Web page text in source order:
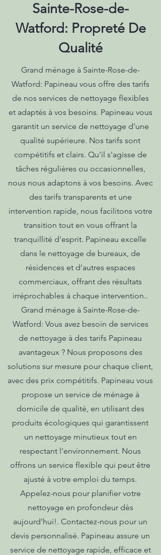
Sainte-Rose-de-
Watford: Propreté De
Qualité
Grand ménage à Sainte-Rose-de-
Watford: Papineau vous offre des tarifs
de nos services de nettoyage flexibles
et adaptés à vos besoins. Papineau vous
garantit un service de nettoyage d'une
qualité supérieure. Nos tarifs sont
compétitifs et clairs. Qu'il s'agisse de
tâches régulières ou occasionnelles,
nous nous adaptons à vos besoins. Avec
des tarifs transparents et une
intervention rapide, nous facilitons votre
transition tout en vous offrant la
tranquillité d'esprit. Papineau excelle
dans le nettoyage de bureaux, de
résidences et d'autres espaces
commerciaux, offrant des résultats
irréprochables à chaque intervention..
Grand ménage à Sainte-Rose-de-
Watford: Vous avez besoin de services
de nettoyage à des tarifs Papineau
avantageux ? Nous proposons des
solutions sur mesure pour chaque client,
avec des prix compétitifs. Papineau vous
propose un service de ménage à
domicile de qualité, en utilisant des
produits écologiques qui garantissent
un nettoyage minutieux tout en
respectant l'environnement. Nous
offrons un service flexible qui peut être
ajusté à votre emploi du temps.
Appelez-nous pour planifier votre
nettoyage en profondeur dès
aujourd'hui!. Contactez-nous pour un
devis personnalisé. Papineau assure un
service de nettoyage rapide, efficace et